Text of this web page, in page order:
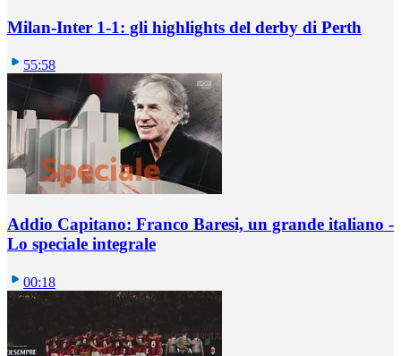
Milan-Inter 1-1: gli highlights del derby di Perth
55:58
Addio Capitano: Franco Baresi, un grande italiano -
Lo speciale integrale
00:18